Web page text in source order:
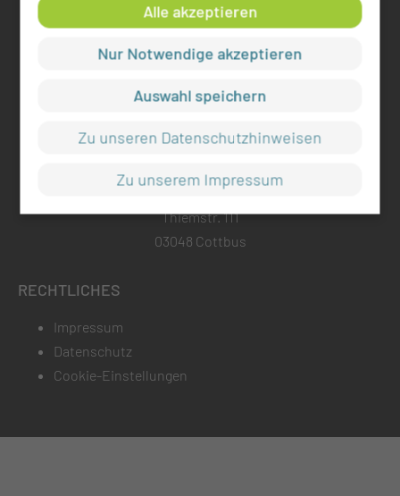
KONTAKT
0355 46 -0
info@mul-ct.de
Medizinische Universität Lausitz - Carl Thiem
Thiemstr. 111
03048 Cottbus
RECHTLICHES
Impressum
Datenschutz
Cookie-Einstellungen
Alle akzeptieren
Nur Notwendige akzeptieren
Auswahl speichern
Zu unseren Datenschutzhinweisen
Zu unserem Impressum